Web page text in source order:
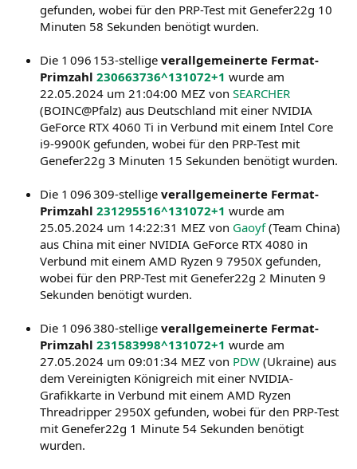
gefunden, wobei für den PRP-Test mit Genefer22g 10
Minuten 58 Sekunden benötigt wurden.
Die 1 096 153-stellige verallgemeinerte Fermat-
Primzahl 230663736^131072+1 wurde am
22.05.2024 um 21:04:00 MEZ von SEARCHER
(BOINC@Pfalz) aus Deutschland mit einer NVIDIA
GeForce RTX 4060 Ti in Verbund mit einem Intel Core
i9-9900K gefunden, wobei für den PRP-Test mit
Genefer22g 3 Minuten 15 Sekunden benötigt wurden.
Die 1 096 309-stellige verallgemeinerte Fermat-
Primzahl 231295516^131072+1 wurde am
25.05.2024 um 14:22:31 MEZ von Gaoyf(Team China)
aus China mit einer NVIDIA GeForce RTX 4080 in
Verbund mit einem AMD Ryzen 9 7950X gefunden,
wobei für den PRP-Test mit Genefer22g 2 Minuten 9
Sekunden benötigt wurden.
Die 1 096 380-stellige verallgemeinerte Fermat-
Primzahl 231583998^131072+1 wurde am
27.05.2024 um 09:01:34 MEZ von PDW (Ukraine) aus
dem Vereinigten Königreich mit einer NVIDIA-
Grafikkarte in Verbund mit einem AMD Ryzen
Threadripper 2950X gefunden, wobei für den PRP-Test
mit Genefer22g 1 Minute 54 Sekunden benötigt
wurden.